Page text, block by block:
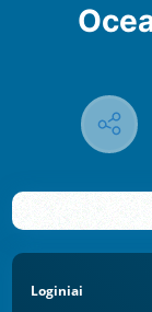
Loginiai